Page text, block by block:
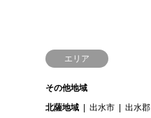
エリア
その他地域
北薩地域
出水市 出水郡